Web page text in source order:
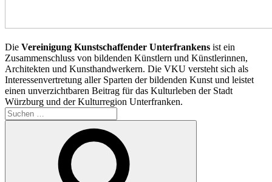
Die Vereinigung Kunstschaffender Unterfrankens ist ein
Zusammenschluss von bildenden Künstlern und Künstlerinnen,
Architekten und Kunsthandwerkern. Die VKU versteht sich als
Interessenvertretung aller Sparten der bildenden Kunst und leistet
einen unverzichtbaren Beitrag für das Kulturleben der Stadt
Würzburg und der Kulturregion Unterfranken.
Suchen
nach: